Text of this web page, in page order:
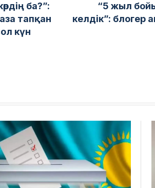
ба?”:
тапқан
күн
“5 жыл
келдік”: блогер